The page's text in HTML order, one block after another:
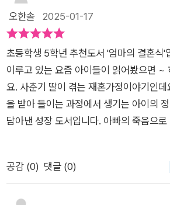
이들의 마음이 혼란스럽지 않게새로운 가
게 되는지에 대해서이야기가 담겨있는데
이야기 하더라고요.ㅎㅎ마음이음 엄마의
고, 다양한 독후활동에 대해서 생각해보면
어떤게 있을지이야기도 나눠볼 수 있었어
결혼식 #마음잇는아이
오한솔 2025-01-17
초등학생 5학년 추천도서 '엄마의 결혼식'
이루고 있는 요즘 아이들이 읽어봤으면 ~
요. 사춘기 딸이 겪는 재혼가정이야기인
을 받아 들이는 과정에서 생기는 아이의
담아낸 성장 도서입니다. 아빠의 죽음으로
고 싶다고 아이에게 말을 합니다.사춘기
하게 드러나면서, 새로운 가족의 형태뿐 아
떡해 해결해 나아가는지도 세세하게 보여
공감 (0) 댓글 (0)